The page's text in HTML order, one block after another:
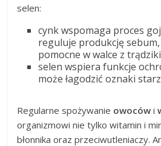
selen:
cynk wspomaga proces
reguluje produkcję
pomocne w walce z
selen wspiera funkcje
może łagodzić oznaki
Regularne spożywanie owoców i
organizmowi nie tylko witamin i
błonnika oraz przeciwutleniaczy.